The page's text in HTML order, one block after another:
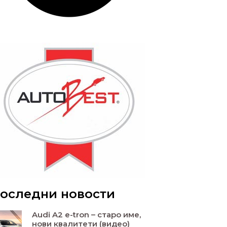
новости
Audi A2 e-tron – старо име,
нови квалитети (видео)